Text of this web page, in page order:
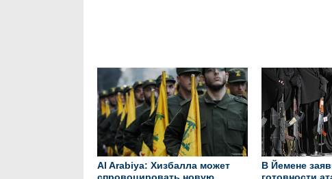
Al Arabiya: Хизбалла может
спровоцировать новую
В Йемене
готовности